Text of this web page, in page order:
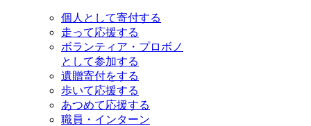
個人として寄付する
走って応援する
ボランティア・プロボノ
として参加する
遺贈寄付をする
歩いて応援する
あつめて応援する
職員・インターン